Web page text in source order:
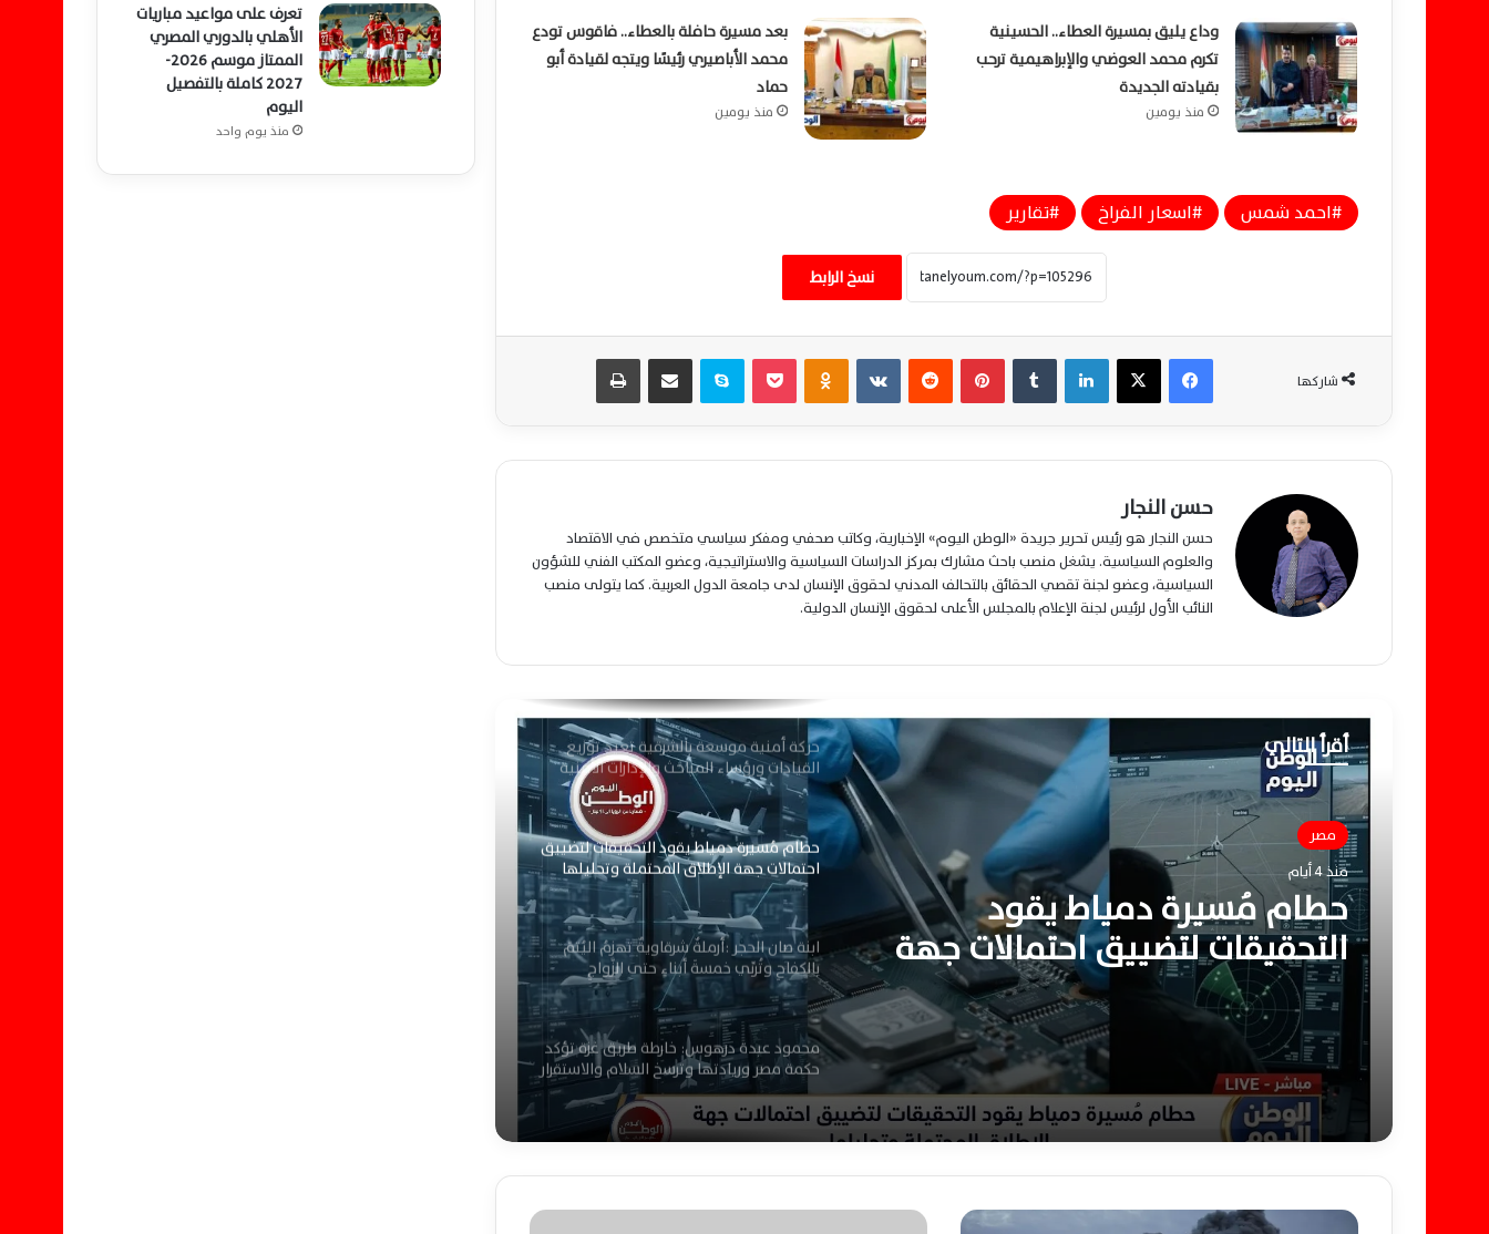
وداع يليق بمسيرة العطاء.. الحسينية
تكرم محمد العوضي والإبراهيمية ترحب
بقيادته الجديدة
منذ يومين
بعد مسيرة حافلة بالعطاء.. فاقوس تودع
محمد الأباصيري رئيسًا ويتجه لقيادة أبو
حماد
منذ يومين
احمد شمس اسعار الفراخ تقارير
نسخ الرابط
شاركها
فيسبوك ‫X لينكدإن بينتيريست ‏VKontakte سكايب مشاركة عبر البريد
حسن النجار
حسن النجار هو رئيس تحرير جريدة «الوطن اليوم» الإخبارية، وكاتب صحفي ومفكر سياسي متخصص في الاقتصاد
والعلوم السياسية. يشغل منصب باحث مشارك بمركز الدراسات السياسية والاستراتيجية، وعضو المكتب الفني للشؤون
السياسية، وعضو لجنة تقصي الحقائق بالتحالف المدني لحقوق الإنسان لدى جامعة الدول العربية. كما يتولى منصب
النائب الأول لرئيس لجنة الإعلام بالمجلس الأعلى لحقوق الإنسان الدولية.
أقرأ التالي
مصر
منذ 4 أيام
حطام مُسيرة دمياط يقود
التحقيقات لتضييق احتمالات جهة
الإطلاق المحتملة وتحليلها
المصرية واجهت شائعات ميناء دمياط
بالشفافية والحقائق
مستقبل وطن الشرقية يحتفي بأول الجمهورية
بالثانوية العامة ويؤكد دعمه للمتميزين دائمًا
الكفاءات الأمنية بمديرية أمن الشرقية
ترقية الملازم أول محمد مصطفى سالم إلى
رتبة النقيب تقديرًا لعطائه الأمني المتميز
بالشرقية
القيادات الأمنية الشابة وترسخ الاستقرار
حركة أمنية موسعة بالشرقية تعيد توزيع
القيادات ورؤساء المباحث والإدارات الأمنية
بالكامل
حطام مُسيرة دمياط يقود التحقيقات لتضييق
احتمالات جهة الإطلاق المحتملة وتحليلها
ابنة صان الحجر :أرملةٌ شرقاويةٌ تهزمُ اليُتمَ
بالكفاحِ وتُربِّي خمسةَ أبناءٍ حتى الزَّواجِ
والاستقرار
محمود عبدة درهوس: خارطة طريق غزة تؤكد
حكمة مصر وريادتها وترسخ السلام والاستقرار
الإقليمي الدائم
اعرف امتيازات المقبولين بالمعاهد الفنية
الصحية الشرطية وشروط التقديم للدفعة
م
و
تعرف على مواعيد مباريات
الأهلي بالدوري المصري
الممتاز موسم 2026-
2027 كاملة بالتفصيل
اليوم
منذ يوم واحد